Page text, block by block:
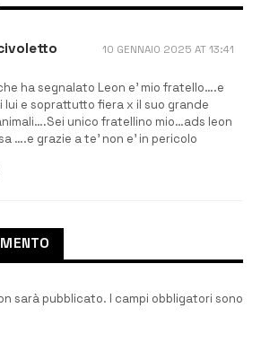
10 GENNAIO 2025 AT 13:41
ha segnalato Leon e’ mio fratello….e
lui e soprattutto fiera x il suo grande
unico fratellino mio…ads leon
….e grazie a te’ non e’ in pericolo
sarà pubblicato. I campi obbligatori sono